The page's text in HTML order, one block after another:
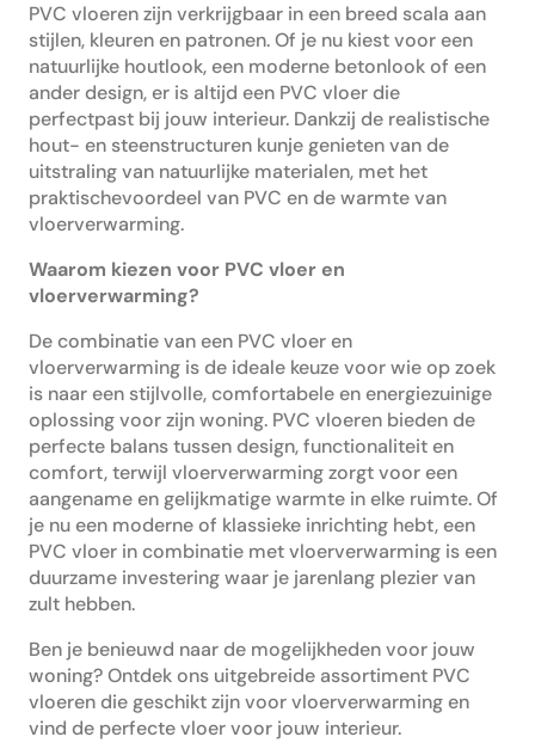
PVC vloeren zijn verkrijgbaar in een breed scala aan
stijlen, kleuren en patronen. Of je nu kiest voor een
natuurlijke houtlook, een moderne betonlook of een
ander design, er is altijd een PVC vloer die
perfectpast bij jouw interieur. Dankzij de realistische
hout- en steenstructuren kunje genieten van de
uitstraling van natuurlijke materialen, met het
praktischevoordeel van PVC en de warmte van
vloerverwarming.
Waarom kiezen voor PVC vloer en
vloerverwarming?
De combinatie van een PVC vloer en
vloerverwarming is de ideale keuze voor wie op zoek
is naar een stijlvolle, comfortabele en energiezuinige
oplossing voor zijn woning. PVC vloeren bieden de
perfecte balans tussen design, functionaliteit en
comfort, terwijl vloerverwarming zorgt voor een
aangename en gelijkmatige warmte in elke ruimte. Of
je nu een moderne of klassieke inrichting hebt, een
PVC vloer in combinatie met vloerverwarming is een
duurzame investering waar je jarenlang plezier van
zult hebben.
Ben je benieuwd naar de mogelijkheden voor jouw
woning? Ontdek ons uitgebreide assortiment PVC
vloeren die geschikt zijn voor vloerverwarming en
vind de perfecte vloer voor jouw interieur.